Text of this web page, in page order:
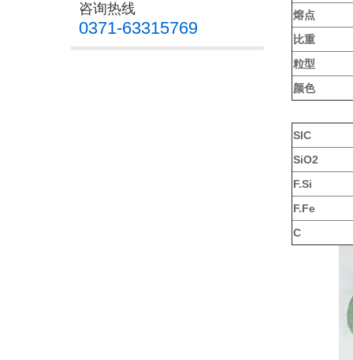
咨询热线
0371-63315769
熔点
比重
粒型
颜色
SIC
SiO2
F.Si
F.Fe
C